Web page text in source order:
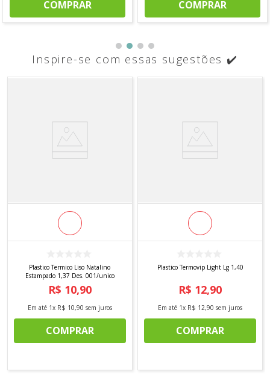
COMPRAR COMPRAR
Inspire-se com essas sugestões ✔️
Plastico Termico Liso Natalino
Estampado 1,37 Des. 001/unico
R$ 10,90
Em até 1x R$ 10,90 sem juros
COMPRAR
Plastico Termovip Light Lg 1,40
R$ 12,90
Em até 1x R$ 12,90 sem juros
COMPRAR